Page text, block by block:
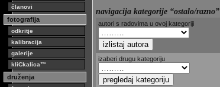
članovi
fotografija
odkritje
kalibracija
galerije
kliCkalica™
druženja
navigacija kategorije “ostalo/razno”
autori s radovima u ovoj kategoriji
izaberi drugu kategoriju